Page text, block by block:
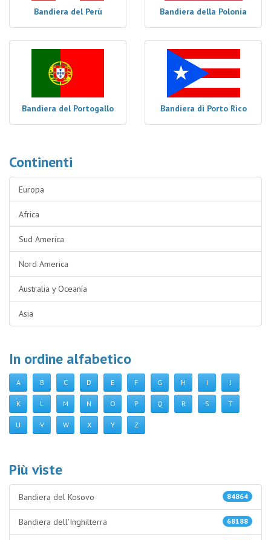
Bandiera del Perù Bandiera della Polonia
Bandiera del Portogallo Bandiera di Porto Rico
Continenti
Europa
Africa
Sud America
Nord America
Australia y Oceanía
Asia
In ordine alfabetico
A B C D E F G H I J
K L M N O P Q R S T
U V W X Y Z
Più viste
84864
Bandiera del Kosovo
68188
Bandiera dell'Inghilterra